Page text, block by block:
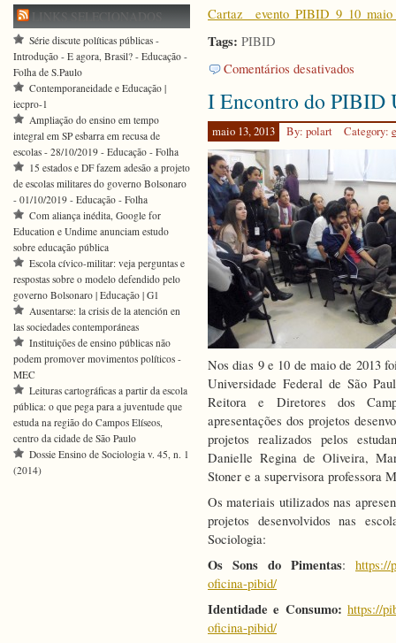
Tags: PIBID
Comentários desativados
Encontro
PIBID
I Encontro do PIBID
maio 13, 2013 By: polart Category:
Nos dias 9 e 10 de maio de 2013
Universidade Federal de São
Reitora e Diretores dos
apresentações dos projetos
projetos realizados pelos
Danielle Regina de Oliveira,
Stoner e a supervisora professora
Os materiais utilizados nas
projetos desenvolvidos nas
Sociologia:
Os Sons do Pimentas: https://
oficina-pibid/
Identidade e Consumo: https://
oficina-pibid/
LINKS SELECIONADOS
Série discute políticas públicas -
Introdução - E agora, Brasil? - Educação -
Folha de S.Paulo
Contemporaneidade e Educação |
iecpro-1
Ampliação do ensino em tempo
integral em SP esbarra em recusa de
escolas - 28/10/2019 - Educação - Folha
15 estados e DF fazem adesão a projeto
de escolas militares do governo Bolsonaro
- 01/10/2019 - Educação - Folha
Com aliança inédita, Google for
Education e Undime anunciam estudo
sobre educação pública
Escola cívico-militar: veja perguntas e
respostas sobre o modelo defendido pelo
governo Bolsonaro | Educação | G1
Ausentarse: la crisis de la atención en
las sociedades contemporáneas
Instituições de ensino públicas não
podem promover movimentos políticos -
MEC
Leituras cartográficas a partir da escola
pública: o que pega para a juventude que
estuda na região do Campos Elíseos,
centro da cidade de São Paulo
Dossie Ensino de Sociologia v. 45, n. 1
(2014)